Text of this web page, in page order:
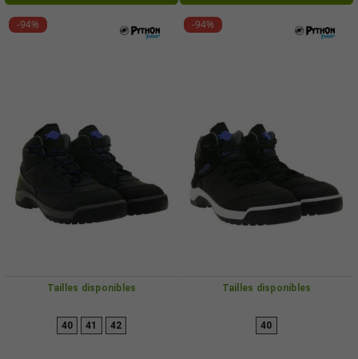
-94%
Tailles disponibles
40 41 42
-94%
Tailles disponibles
40